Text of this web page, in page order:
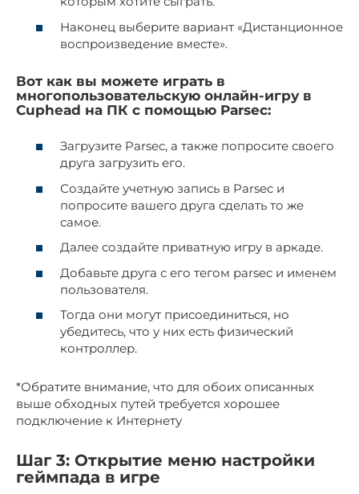
Наконец выберите вариант «Дистанционное
воспроизведение вместе».
Вот как вы можете играть в
многопользовательскую онлайн-игру в
Cuphead на ПК с помощью Parsec:
Загрузите Parsec, а также попросите своего
друга загрузить его.
Создайте учетную запись в Parsec и
попросите вашего друга сделать то же
самое.
Далее создайте приватную игру в аркаде.
Добавьте друга с его тегом parsec и именем
пользователя.
Тогда они могут присоединиться, но
убедитесь, что у них есть физический
контроллер.
*Обратите внимание, что для обоих описанных
выше обходных путей требуется хорошее
подключение к Интернету
Шаг 3: Открытие меню настройки
геймпада в игре